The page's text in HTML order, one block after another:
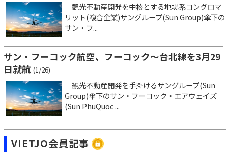
観光不動産開発を中核とする地場系コングロマ
リット(複合企業)サングループ(Sun Group)傘下の
サン・フ...
サン・フーコック航空、フーコック～台北線を3月29
日就航 (1/26)
観光不動産開発を手掛けるサングループ(Sun
Group)傘下のサン・フーコック・エアウェイズ
(Sun PhuQuoc ...
VIETJO会員記事